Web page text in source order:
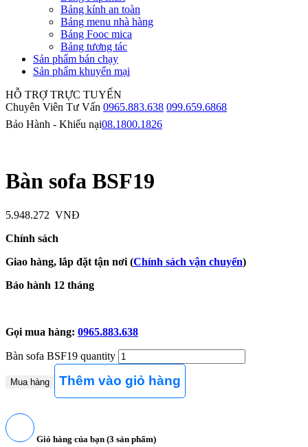
Bảng kính an toàn
Bảng menu nhà hàng
Bảng Fooc mica
Bảng tương tác
Sản phẩm bán chạy
Sản phẩm khuyến mại
HỖ TRỢ TRỰC TUYẾN
Chuyên Viên Tư Vấn 0965.883.638 099.659.6868
Bảo Hành - Khiếu nại08.1800.1826
Bàn sofa BSF19
5.948.272 VNĐ
Chính sách
Giao hàng, lắp đặt tận nơi (Chính sách vận chuyển)
Bảo hành 12 tháng
Gọi mua hàng: 0965.883.638
Bàn sofa BSF19 quantity
Mua hàng Thêm vào giỏ hàng
Giỏ hàng của bạn (3 sản phẩm)